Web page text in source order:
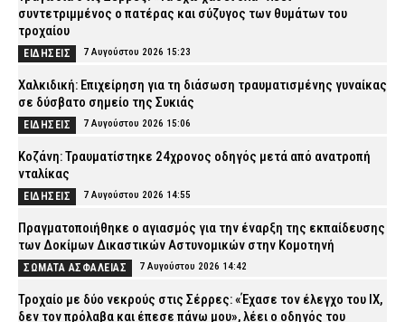
συντετριμμένος ο πατέρας και σύζυγος των θυμάτων του
τροχαίου
ΕΙΔΗΣΕΙΣ 7 Αυγούστου 2026 15:23
Χαλκιδική: Επιχείρηση για τη διάσωση τραυματισμένης γυναίκας
σε δύσβατο σημείο της Συκιάς
ΕΙΔΗΣΕΙΣ 7 Αυγούστου 2026 15:06
Κοζάνη: Τραυματίστηκε 24χρονος οδηγός μετά από ανατροπή
νταλίκας
ΕΙΔΗΣΕΙΣ 7 Αυγούστου 2026 14:55
Πραγματοποιήθηκε ο αγιασμός για την έναρξη της εκπαίδευσης
των Δοκίμων Δικαστικών Αστυνομικών στην Κομοτηνή
ΣΩΜΑΤΑ ΑΣΦΑΛΕΙΑΣ 7 Αυγούστου 2026 14:42
Τροχαίο με δύο νεκρούς στις Σέρρες: «Έχασε τον έλεγχο του ΙΧ,
δεν τον πρόλαβα και έπεσε πάνω μου», λέει ο οδηγός του